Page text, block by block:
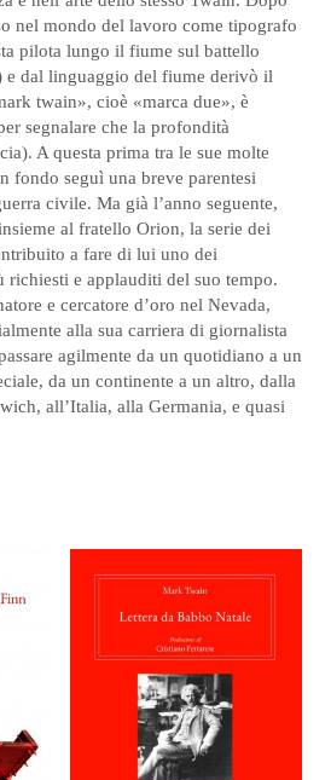
nel mondo del lavoro come tipografo
pilota lungo il fiume sul battello
e dal linguaggio del fiume derivò il
twain», cioè «marca due», è
segnalare che la profondità
A questa prima tra le sue molte
fondo seguì una breve parentesi
civile. Ma già l’anno seguente,
al fratello Orion, la serie dei
a fare di lui uno dei
richiesti e applauditi del suo tempo.
e cercatore d’oro nel Nevada,
alla sua carriera di giornalista
agilmente da un quotidiano a un
da un continente a un altro, dalla
all’Italia, alla Germania, e quasi